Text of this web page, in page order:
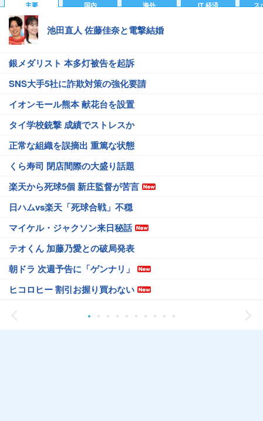
主要 国内 海外 IT 経済 ス
池田直人 佐藤佳奈と電撃結婚
銀メダリスト 本多灯被告を起訴
SNS大手5社に詐欺対策の強化要請
イオンモール熊本 献花台を設置
タイ学校銃撃 成績でストレスか
正常な組織を誤摘出 重篤な状態
くら寿司 閉店間際の大盛り話題
楽天から死球5個 新庄監督が苦言
日ハムvs楽天「死球合戦」不穏
マイケル・ジャクソン来日秘話
テオくん 加藤乃愛との破局発表
朝ドラ 次週予告に「ゲンナリ」
ヒコロヒー 割引お握り買わない